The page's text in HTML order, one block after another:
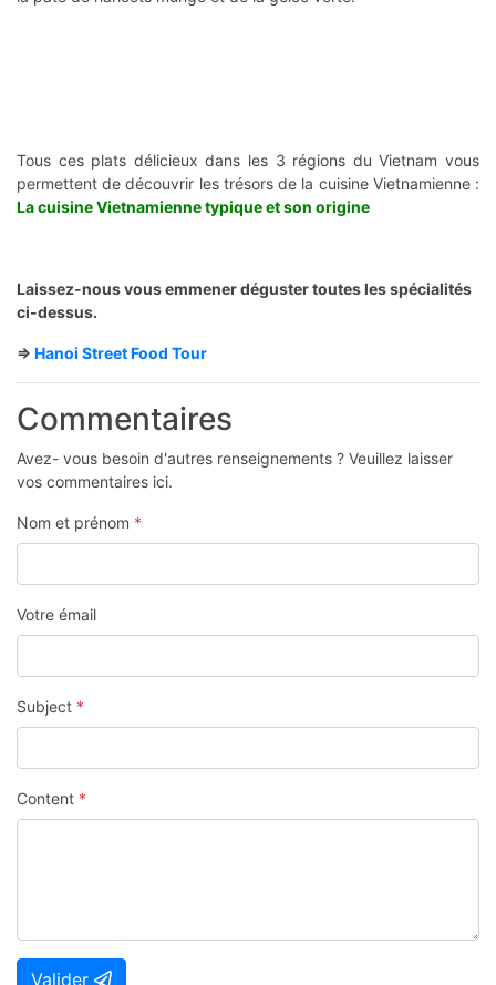
Tous ces plats délicieux dans les 3 régions du Vietnam vous
permettent de découvrir les trésors de la cuisine Vietnamienne :
La cuisine Vietnamienne typique et son origine
Laissez-nous vous emmener déguster toutes les spécialités
ci-dessus.
=> Hanoi Street Food Tour
Commentaires
Avez- vous besoin d'autres renseignements ? Veuillez laisser
vos commentaires ici.
Nom et prénom *
Votre émail
Subject *
Content *
Valider